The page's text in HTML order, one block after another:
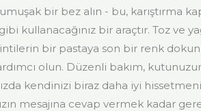
bir bez alın - bu, karıştırma
kullanacağınız bir araçtır. Toz ve
bir pastaya son bir renk
olun. Düzenli bakım,
kendinizi biraz daha iyi
mesajına cevap vermek kadar